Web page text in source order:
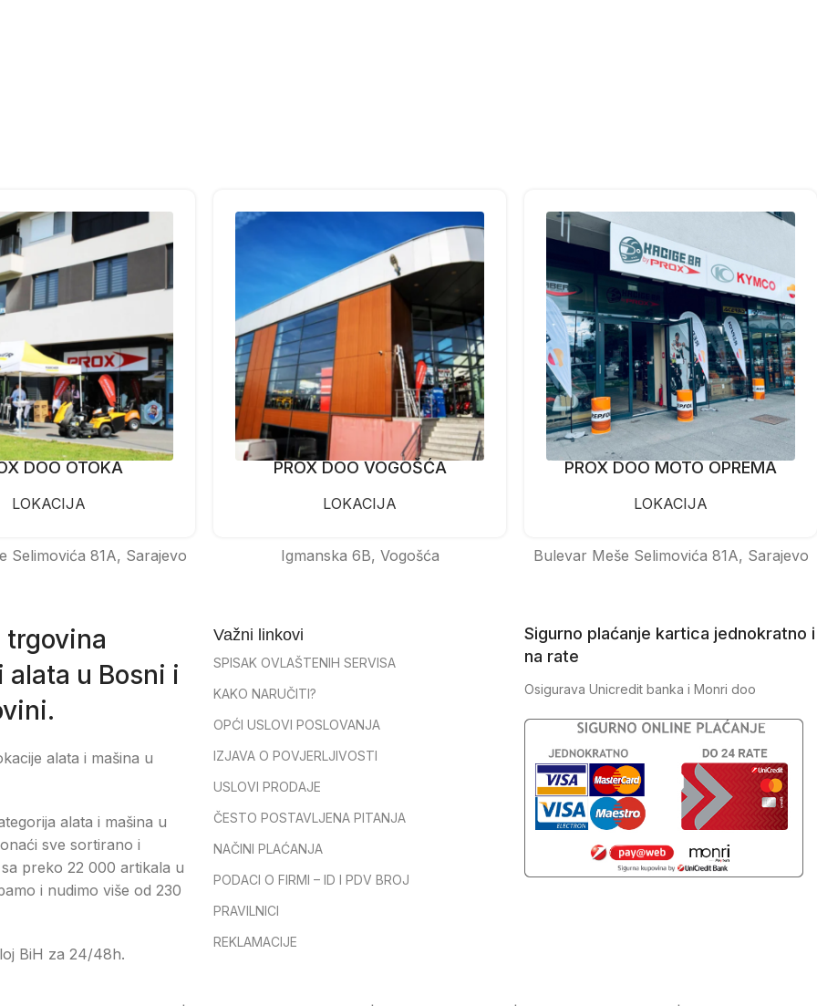
DOO OTOKA
LOKACIJA
Selimovića 81A, Sarajevo
PROX DOO VOGOŠĆA
LOKACIJA
Igmanska 6B, Vogošća
PROX DOO MOTO OPREMA
LOKACIJA
Bulevar Meše Selimovića 81A, Sarajevo
trgovina
alata u Bosni i
alata i mašina u
alata i mašina u
sve sortirano i
preko 22 000 artikala u
i nudimo više od 230
BiH za 24/48h.
Važni linkovi
SPISAK OVLAŠTENIH SERVISA
KAKO NARUČITI?
OPĆI USLOVI POSLOVANJA
IZJAVA O POVJERLJIVOSTI
USLOVI PRODAJE
ČESTO POSTAVLJENA PITANJA
NAČINI PLAĆANJA
PODACI O FIRMI – ID I PDV BROJ
PRAVILNICI
REKLAMACIJE
Sigurno plaćanje kartica jednokratno i
na rate
Osigurava Unicredit banka i Monri doo